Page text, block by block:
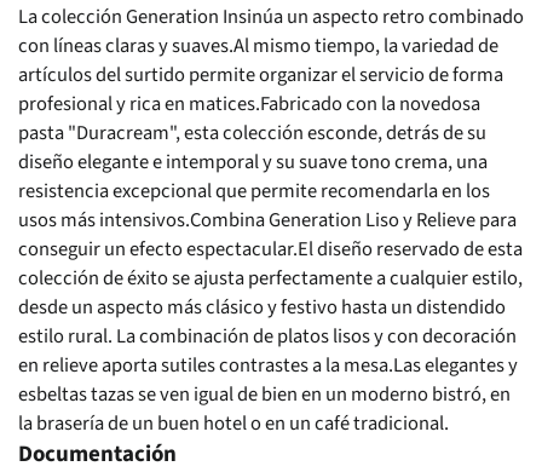
La colección Generation Insinúa un aspecto retro combinado
con líneas claras y suaves.Al mismo tiempo, la variedad de
artículos del surtido permite organizar el servicio de forma
profesional y rica en matices.Fabricado con la novedosa
pasta "Duracream", esta colección esconde, detrás de su
diseño elegante e intemporal y su suave tono crema, una
resistencia excepcional que permite recomendarla en los
usos más intensivos.Combina Generation Liso y Relieve para
conseguir un efecto espectacular.El diseño reservado de esta
colección de éxito se ajusta perfectamente a cualquier estilo,
desde un aspecto más clásico y festivo hasta un distendido
estilo rural. La combinación de platos lisos y con decoración
en relieve aporta sutiles contrastes a la mesa.Las elegantes y
esbeltas tazas se ven igual de bien en un moderno bistró, en
la brasería de un buen hotel o en un café tradicional.
Documentación